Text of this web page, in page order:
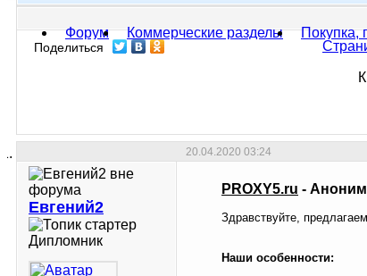
Форум Коммерческие разделы Покупка,
Поделиться
20.04.2020 03:24
Евгений2
Дипломник
PROXY5.ru -
Здравствуйте,
Наши особенности: